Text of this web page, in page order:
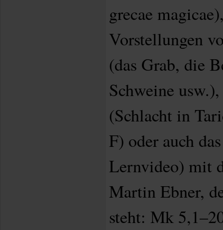
grecae
Vorstellungen
(das Grab, die
Schweine
(Schlacht in
F) oder auch
Lernvideo) mit
Martin Ebner,
steht: Mk